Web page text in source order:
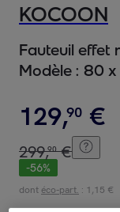
KOCOON
Fauteuil effet
Modèle : 80 x
129,90 €
299,90 €
-56%
dont éco-part. : 1,15 €